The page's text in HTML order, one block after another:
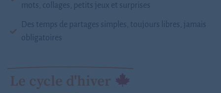
mots, collages, petits jeux et surprises
Des temps de partages simples, toujours libres, jamais
obligatoires
Le cycle d'hiver